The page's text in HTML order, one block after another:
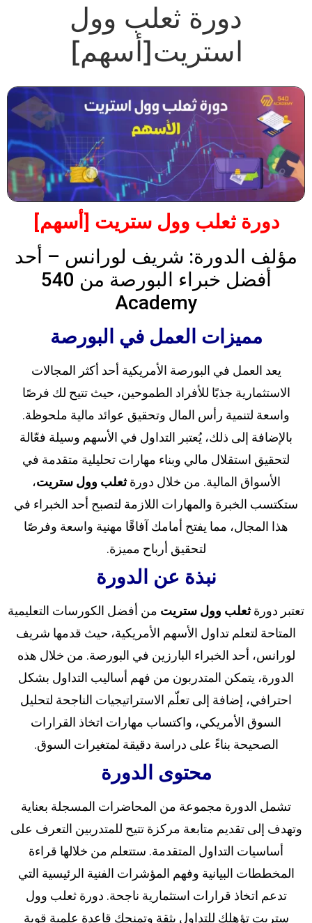
دورة ثعلب وول
استريت[أسهم]
دورة ثعلب وول ستريت [أسهم]
مؤلف الدورة: شريف لورانس – أحد
أفضل خبراء البورصة من 540
Academy
مميزات العمل في البورصة
يعد العمل في البورصة الأمريكية أحد أكثر المجالات
الاستثمارية جذبًا للأفراد الطموحين، حيث تتيح لك فرصًا
واسعة لتنمية رأس المال وتحقيق عوائد مالية ملحوظة.
بالإضافة إلى ذلك، يُعتبر التداول في الأسهم وسيلة فعّالة
لتحقيق استقلال مالي وبناء مهارات تحليلية متقدمة في
الأسواق المالية. من خلال دورةثعلب وول ستريت،
ستكتسب الخبرة والمهارات اللازمة لتصبح أحد الخبراء في
هذا المجال، مما يفتح أمامك آفاقًا مهنية واسعة وفرصًا
لتحقيق أرباح مميزة.
نبذة عن الدورة
تعتبر دورةثعلب وول ستريت من أفضل الكورسات التعليمية
المتاحة لتعلم تداول الأسهم الأمريكية، حيث قدمها شريف
لورانس، أحد الخبراء البارزين في البورصة. من خلال هذه
الدورة، يتمكن المتدربون من فهم أساليب التداول بشكل
احترافي، إضافة إلى تعلّم الاستراتيجيات الناجحة لتحليل
السوق الأمريكي، واكتساب مهارات اتخاذ القرارات
الصحيحة بناءً على دراسة دقيقة لمتغيرات السوق.
محتوى الدورة
تشمل الدورة مجموعة من المحاضرات المسجلة بعناية
وتهدف إلى تقديم متابعة مركزة تتيح للمتدربين التعرف على
أساسيات التداول المتقدمة. ستتعلم من خلالها قراءة
المخططات البيانية وفهم المؤشرات الفنية الرئيسية التي
تدعم اتخاذ قرارات استثمارية ناجحة. دورة ثعلب وول
ستريت تؤهلك للتداول بثقة وتمنحك قاعدة علمية قوية